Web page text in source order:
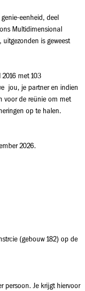
eenheid, deel
Multidimensional
is geweest
met 103
jou, je partner en indien
voor de reünie om met
op te halen.
2026.
(gebouw 182) op de
persoon. Je krijgt hiervoor